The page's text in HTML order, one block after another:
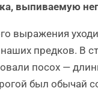
выпиваемую
выражения
предков. В
посох —
был обычай